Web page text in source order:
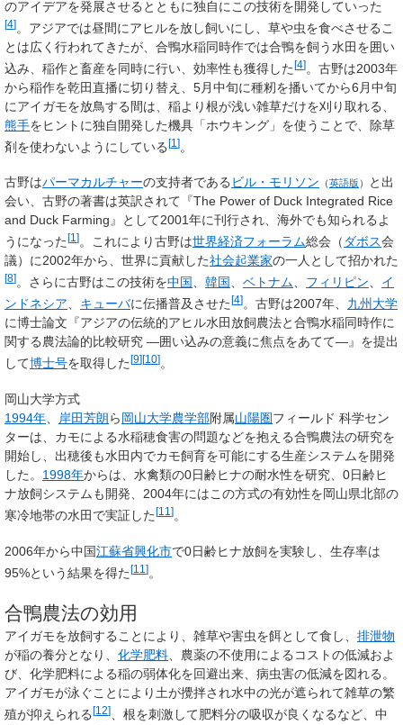
のアイデアを発展させるとともに独自にこの技術を開発していった
[4]。アジアでは昼間にアヒルを放し飼いにし、草や虫を食べさせるこ
とは広く行われてきたが、合鴨水稲同時作では合鴨を飼う水田を囲い
込み、稲作と畜産を同時に行い、効率性も獲得した[4]。古野は2003年
から稲作を乾田直播に切り替え、5月中旬に種籾を播いてから6月中旬
にアイガモを放鳥する間は、稲より根が浅い雑草だけを刈り取れる、
熊手をヒントに独自開発した機具「ホウキング」を使うことで、除草
剤を使わないようにしている[1 ]。
古野はパーマカルチャーの支持者である ビル・モリソン （英語版 ）
と出
会い、古野の著書は英訳されて『The Power of Duck Integrated Rice
and Duck Farming』として2001年に刊行され、海外でも知られるよ
うになった [1 ]。これにより古野は世界経済フォーラム総会（ ダボス会
議）に2002年から、世界に貢献した社会起業家の一人として招かれた
[8]。さらに古野はこの技術を中国、 韓国、 ベトナム、 フィリピン、 イ
ンドネシア、 キューバに伝播普及させた [4]。古野は2007年、 九州大学
に博士論文『アジアの伝統的アヒル水田放飼農法と合鴨水稲同時作に
関する農法論的比較研究 ―囲い込みの意義に焦点をあてて―』を提出
して博士号を取得した [9][10]。
岡山大学方式
1994年
岸田芳朗ら岡山大学農学部附属山陽圏フィールド 科学セン
ターは、カモによる水稲穂食害の問題などを抱える合鴨農法の研究を
開始し、出穂後も水田内でカモ飼育を可能にする生産システムを開発
した。 1998年からは、水禽類の0日齢ヒナの耐水性を研究、0日齢ヒ
ナ放飼システムも開発、2004年にはこの方式の有効性を岡山県北部の
寒冷地帯の水田で実証した [11 ] 。
2006年から中国江蘇省興化市で0日齢ヒナ放飼を実験し、生存率は
95%という結果を得た[11 ]。
合鴨農法の効用
アイガモを放飼することにより、雑草や害虫を餌として食し、 排泄物
が稲の養分となり、 化学肥料、農薬の不使用によるコストの低減およ
び、化学肥料による稲の弱体化を回避出来、病虫害の低減を図れる。
アイガモが泳ぐことにより土が攪拌され水中の光が遮られて雑草の繁
殖が抑えられる [12]、根を刺激して肥料分の吸収が良くなるなど、中